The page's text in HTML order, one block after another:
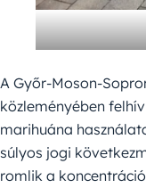
A Győr-Moson-
közleményében
marihuána
súlyos jogi
romlik a